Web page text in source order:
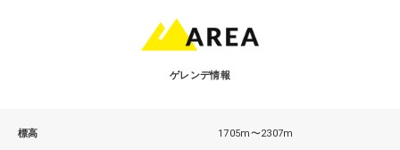
ゲレンデ情報
標高 1705m〜2307m